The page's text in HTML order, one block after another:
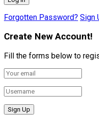
Forgotten Password? Sign
Create New Account!
Fill the forms below to